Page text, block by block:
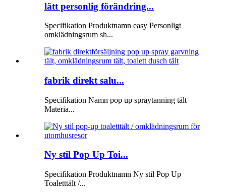
lätt personlig förändring...
Specifikation Produktnamn easy Personligt
omklädningsrum sh...
fabrik direkt salu...
Specifikation Namn pop up spraytanning tält
Materia...
Ny stil Pop Up Toi...
Specifikation Produktnamn Ny stil Pop Up
Toaletttält /...